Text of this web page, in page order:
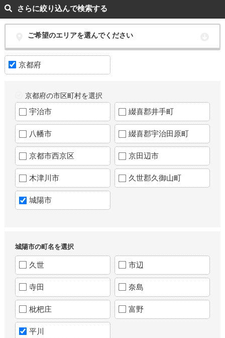
さらに絞り込んで検索する
ご希望のエリアを選んでください
京都府
京都府の市区町村を選択
宇治市 綴喜郡井手町
八幡市 綴喜郡宇治田原町
京都市西京区 京田辺市
木津川市 久世郡久御山町
城陽市
城陽市の町名を選択
久世 市辺
寺田 奈島
枇杷庄 富野
平川